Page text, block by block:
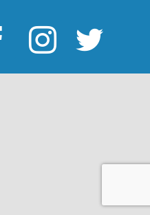
Facebook